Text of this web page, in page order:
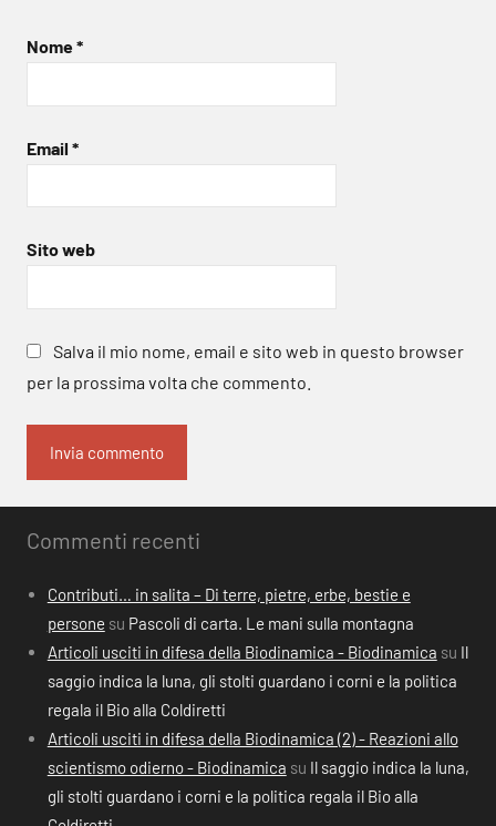
Nome*
Email *
Sito web
Salva il mio nome, email e sito web in questo browser
per la prossima volta che commento.
Commenti recenti
Contributi… in salita – Di terre, pietre, erbe, bestie e
persone su Pascoli di carta. Le mani sulla montagna
Articoli usciti in difesa della Biodinamica - Biodinamica su Il
saggio indica la luna, gli stolti guardano i corni e la politica
regala il Bio alla Coldiretti
Articoli usciti in difesa della Biodinamica (2) - Reazioni allo
scientismo odierno - Biodinamica su Il saggio indica la luna,
gli stolti guardano i corni e la politica regala il Bio alla